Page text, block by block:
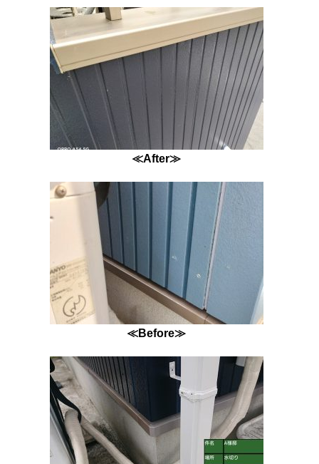
≪After≫
≪Before≫